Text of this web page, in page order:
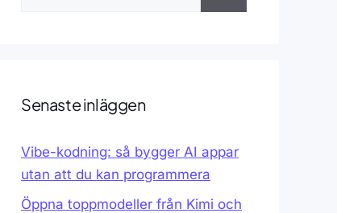
Senaste inläggen
Vibe-kodning: så bygger AI appar
utan att du kan programmera
Öppna toppmodeller från Kimi och